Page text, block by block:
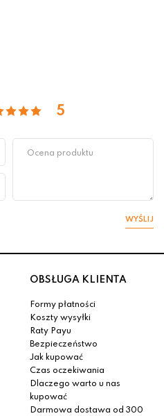
5
WYŚLIJ
OBSŁUGA KLIENTA
Formy płatności
Koszty wysyłki
Raty Payu
Bezpieczeństwo
Jak kupować
Czas oczekiwania
Dlaczego warto u nas
kupować
Darmowa dostawa od 300